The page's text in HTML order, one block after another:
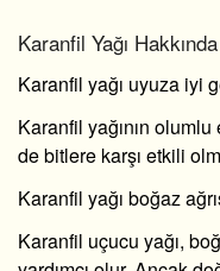
Karanfil Yağı
Karanfil yağı uyuza iyi
Karanfil yağının
de bitlere karşı etkili
Karanfil yağı boğaz
Karanfil uçucu yağı,